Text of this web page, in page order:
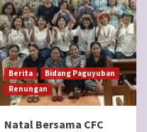
Berita
Bidang Paguyuban
Renungan
Natal Bersama CFC